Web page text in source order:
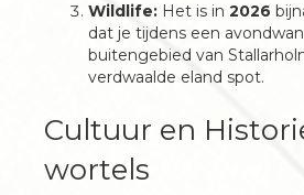
Wildlife: Het is in 2026
dat je tijdens een
buitengebied van
verdwaalde eland spot.
Cultuur en
wortels